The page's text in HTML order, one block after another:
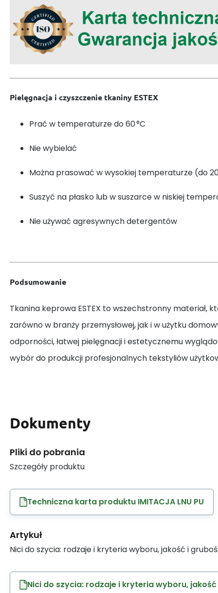
Pielęgnacja i czyszczenie tkaniny ESTEX
Prać w temperaturze do 60 °C
Nie wybielać
Można prasować w wysokiej temperaturze (do
Suszyć na płasko lub w suszarce w niskiej
Nie używać agresywnych detergentów
Podsumowanie
Tkanina keprowa ESTEX to wszechstronny materiał,
zarówno w branży przemysłowej, jak i w użytku
odporności, łatwej pielęgnacji i estetycznemu
wybór do produkcji profesjonalnych tekstyliów
Dokumenty
Pliki do pobrania
Szczegóły produktu
Techniczna karta produktu IMITACJA LNU PU
Artykuł
Nici do szycia: rodzaje i kryteria wyboru, jakość i
Nici do szycia: rodzaje i kryteria wyboru,